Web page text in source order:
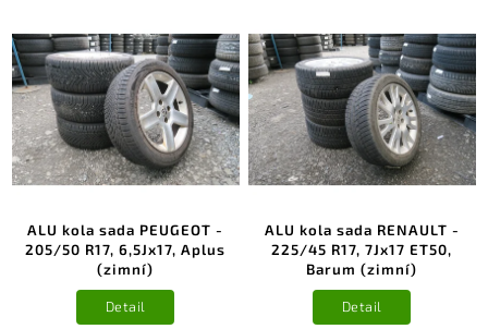
ALU kola sada PEUGEOT -
205/50 R17, 6,5Jx17, Aplus
(zimní)
Detail
ALU kola sada RENAULT -
225/45 R17, 7Jx17 ET50,
Barum (zimní)
Detail